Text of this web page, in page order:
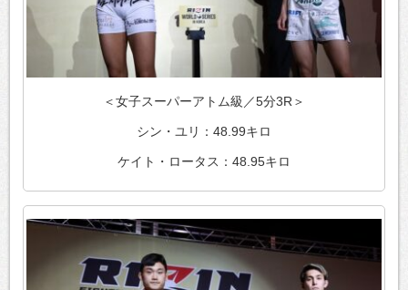
＜女子スーパーアトム級／5分3R＞
シン・ユリ：48.99キロ
ケイト・ロータス：48.95キロ